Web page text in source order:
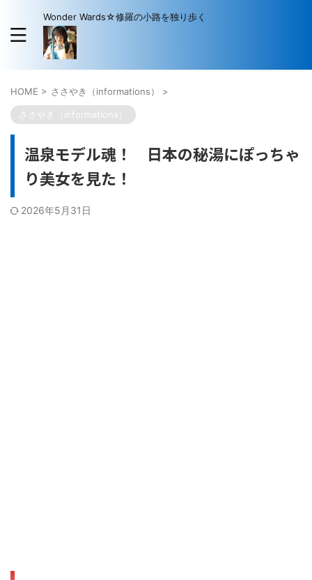
Wonder Wards☆修羅の小路を独り歩く
HOME > ささやき（informations） >
ささやき（informations）
温泉モデル魂！ 日本の秘湯にぽっちゃ
り美女を見た！
2026年5月31日